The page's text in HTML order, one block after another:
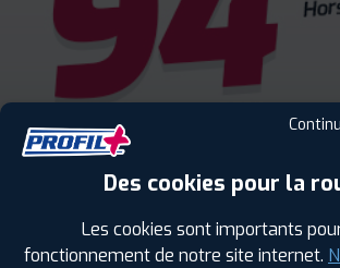
Des cookies pour la
Les cookies sont importants
fonctionnement de notre site internet.